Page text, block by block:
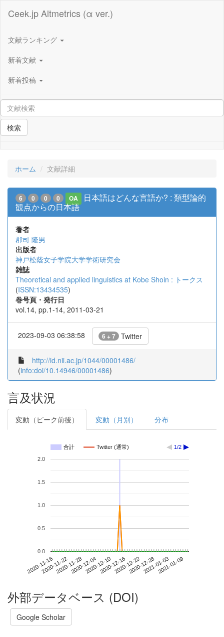
Ceek.jp Altmetrics (α ver.)
文献ランキング
新着文献
新着投稿
検索
ホーム 文献詳細
6 0 0 0 OA
日本語はどんな言語か? : 類型論的
観点からの日本語
著者
郡司 隆男
出版者
神戸松蔭女子学院大学学術研究会
雑誌
Theoretical and applied linguistics at Kobe Shoin : トークス
(ISSN:13434535)
巻号頁・発行日
vol.14, pp.1-14, 2011-03-21
2023-09-03 06:38:58 6 + 7 Twitter
http://id.nii.ac.jp/1044/00001486/
(info:doi/10.14946/00001486)
言及状況
変動（ピーク前後） 変動（月別） 分布
合計 Twitter (通常) 1/2
2020-11-162020-11-222020-11-282020-12-042020-12-102020-12-162020-12-222020-12-282021-01-032021-01-09
0.0
0.5
1.0
1.5
2.0
外部データベース (DOI)
Google Scholar